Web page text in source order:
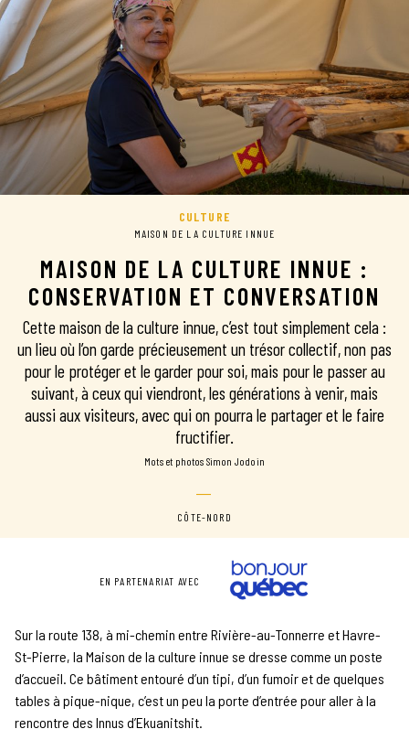
CULTURE
MAISON DE LA CULTURE INNUE
MAISON DE LA CULTURE INNUE :
CONSERVATION ET CONVERSATION
Cette maison de la culture innue, c’est tout simplement cela :
un lieu où l’on garde précieusement un trésor collectif, non pas
pour le protéger et le garder pour soi, mais pour le passer au
suivant, à ceux qui viendront, les générations à venir, mais
aussi aux visiteurs, avec qui on pourra le partager et le faire
fructifier.
mots et photos Simon Jodoin
CÔTE-NORD
EN PARTENARIAT AVEC
Sur la route 138, à mi-chemin entre Rivière-au-Tonnerre et Havre-
St-Pierre, la Maison de la culture innue se dresse comme un poste
d’accueil. Ce bâtiment entouré d’un tipi, d’un fumoir et de quelques
tables à pique-nique, c’est un peu la porte d’entrée pour aller à la
rencontre des Innus d’Ekuanitshit.